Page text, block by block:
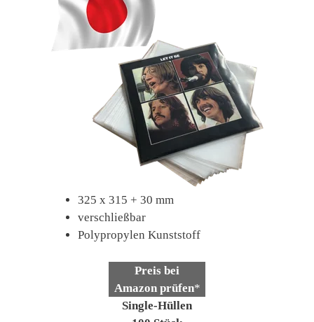
325 x 315 + 30 mm
verschließbar
Polypropylen Kunststoff
Preis bei
Amazon prüfen*
Single-Hüllen